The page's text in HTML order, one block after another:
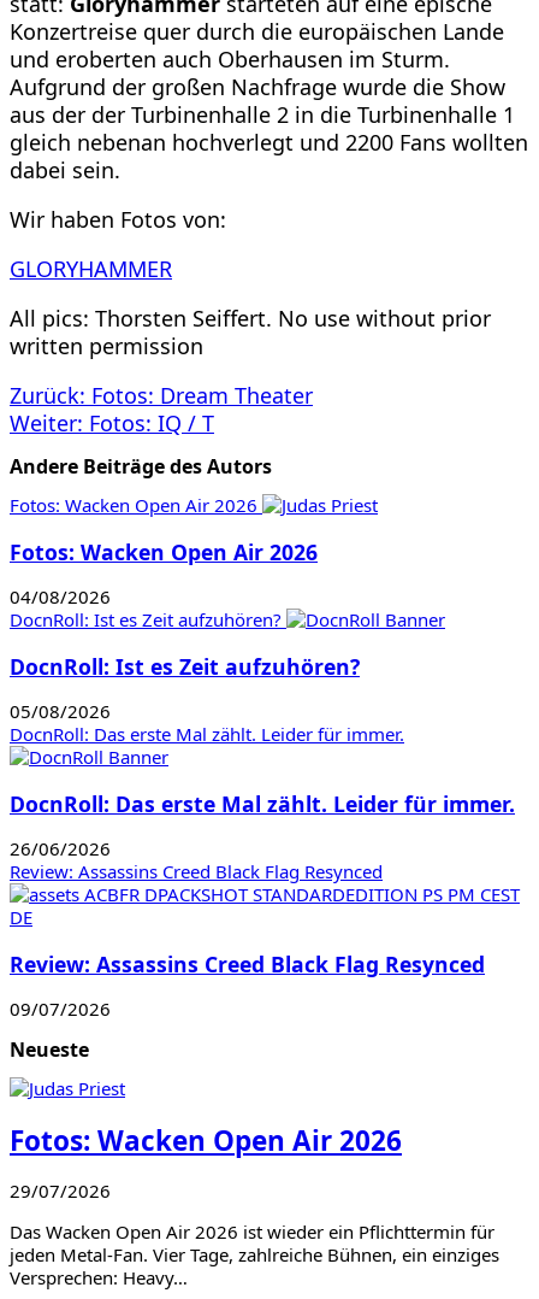
Konzertreise quer durch die europäischen Lande
und eroberten auch Oberhausen im Sturm.
Aufgrund der großen Nachfrage wurde die Show
aus der der Turbinenhalle 2 in die Turbinenhalle 1
gleich nebenan hochverlegt und 2200 Fans wollten
dabei sein.
Wir haben Fotos von:
GLORYHAMMER
All pics: Thorsten Seiffert. No use without prior
written permission
Beitragsnavigation
Zurück: Fotos: Dream Theater
Weiter: Fotos: IQ / T
Andere Beiträge des Autors
Fotos: Wacken Open Air 2026
Fotos: Wacken Open Air 2026
04/08/2026
DocnRoll: Ist es Zeit aufzuhören?
DocnRoll: Ist es Zeit aufzuhören?
05/08/2026
DocnRoll: Das erste Mal zählt. Leider für immer.
DocnRoll: Das erste Mal zählt. Leider für immer.
26/06/2026
Review: Assassins Creed Black Flag Resynced
Review: Assassins Creed Black Flag Resynced
09/07/2026
Neueste
Fotos: Wacken Open Air 2026
29/07/2026
Das Wacken Open Air 2026 ist wieder ein Pflichttermin für
jeden Metal-Fan. Vier Tage, zahlreiche Bühnen, ein einziges
Versprechen: Heavy…